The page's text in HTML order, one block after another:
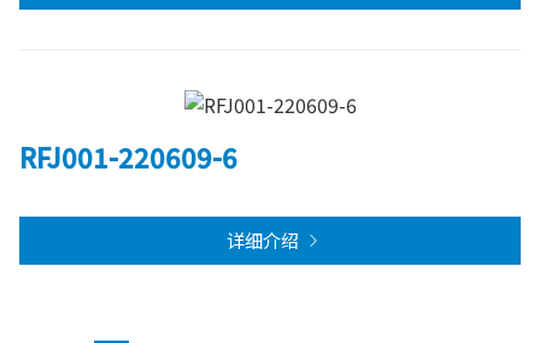
RFJ001-220609-6
详细介绍